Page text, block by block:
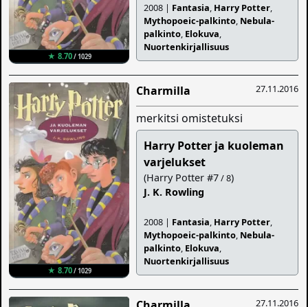
★ 8.70/ 1029
2008 | Fantasia, Harry Potter,
Mythopoeic-palkinto, Nebula-
palkinto, Elokuva,
Nuortenkirjallisuus
★ 8.70/ 1029
27.11.2016
Charmilla
merkitsi omistetuksi
Harry Potter ja kuoleman
varjelukset
(Harry Potter #7/ 8)
J. K. Rowling
2008 | Fantasia, Harry Potter,
Mythopoeic-palkinto, Nebula-
palkinto, Elokuva,
Nuortenkirjallisuus
27.11.2016